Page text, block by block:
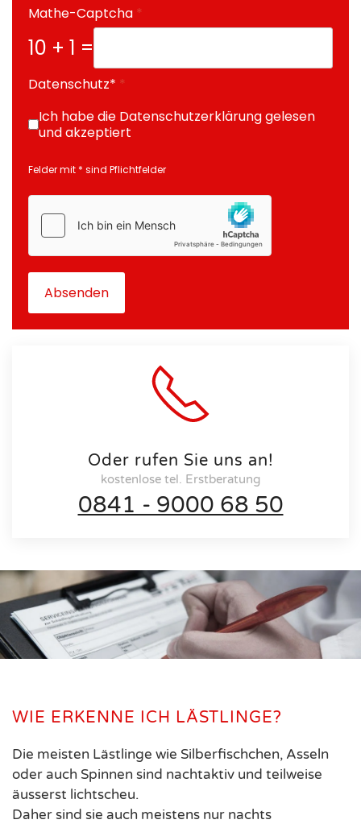
Mathe-Captcha *
10 + 1 =
Datenschutz* *
Ich habe die Datenschutzerklärung gelesen
und akzeptiert
Felder mit * sind Pflichtfelder
hCaptcha
Absenden
Oder rufen Sie uns an!
kostenlose tel. Erstberatung
0841 - 9000 68 50
WIE ERKENNE ICH LÄSTLINGE?
Die meisten Lästlinge wie Silberfischchen, Asseln
oder auch Spinnen sind nachtaktiv und teilweise
äusserst lichtscheu.
Daher sind sie auch meistens nur nachts